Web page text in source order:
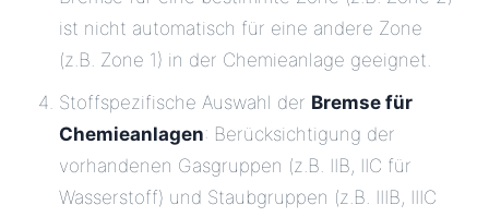
ist nicht automatisch für eine andere Zone
(z.B. Zone 1) in der Chemieanlage geeignet.
Stoffspezifische Auswahl der Bremse für
Chemieanlagen: Berücksichtigung der
vorhandenen Gasgruppen (z.B. IIB, IIC für
Wasserstoff) und Staubgruppen (z.B. IIIB, IIIC